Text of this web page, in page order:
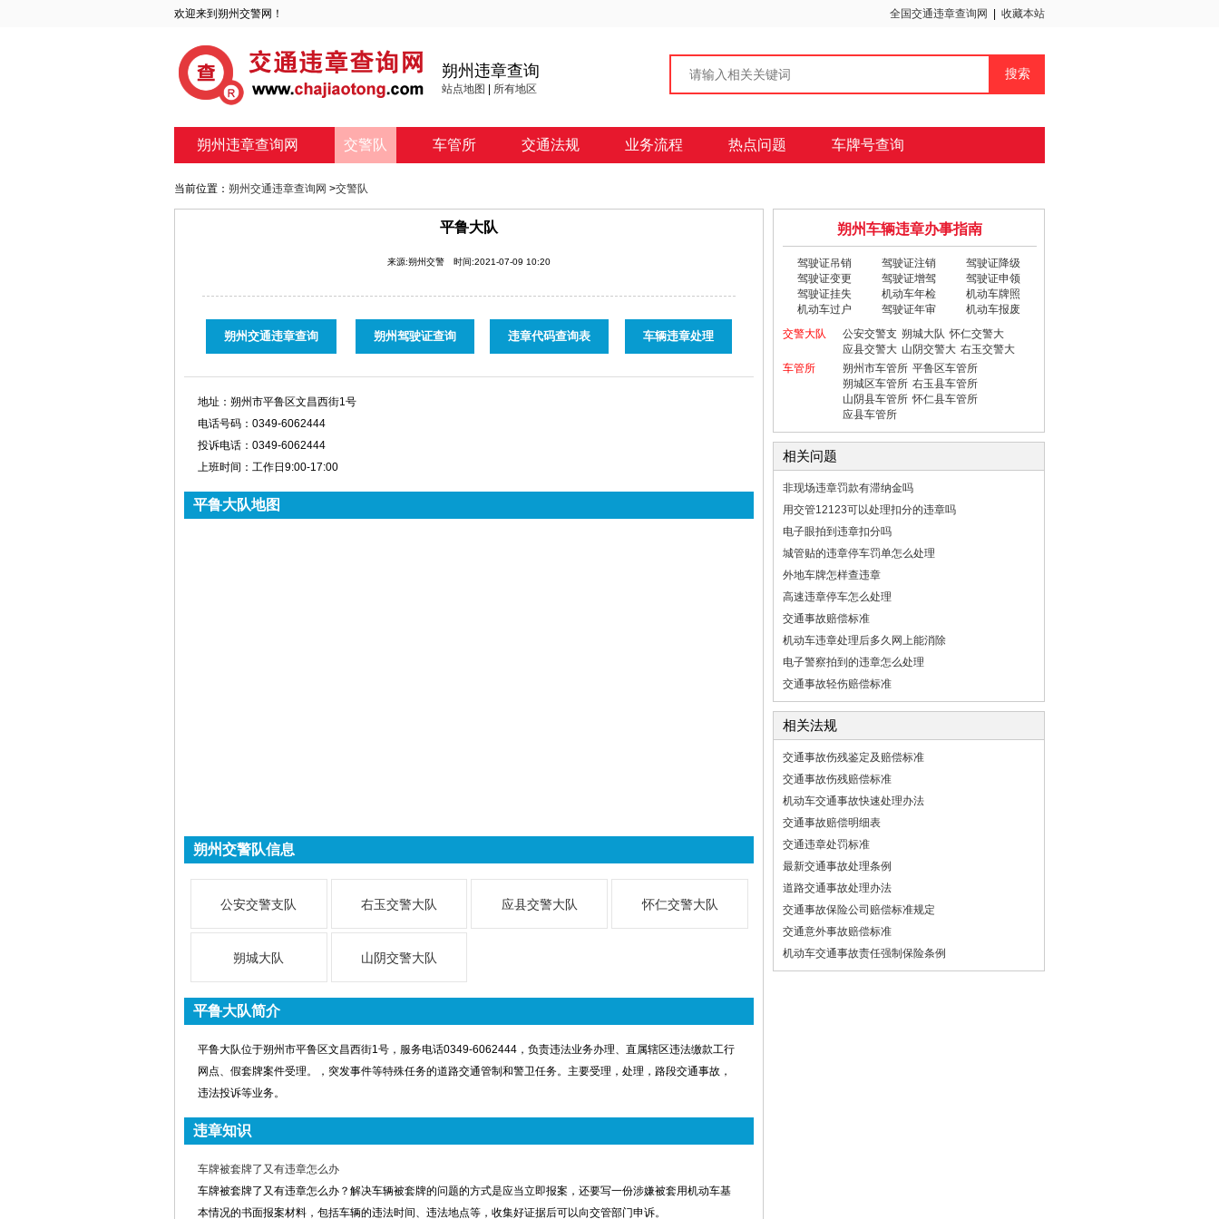
欢迎来到朔州交警网！ 全国交通违章查询网 收藏本站
朔州违章查询
站点地图 所有地区
朔州违章查询网 交警队 车管所 交通法规 业务流程 热点问题 车牌号查询
当前位置： 朔州交通违章查询网 >交警队
平鲁大队
来源:朔州交警 时间:2021-07-09 10:20
朔州交通违章查询 朔州驾驶证查询 违章代码查询表 车辆违章处理
地址： 朔州市平鲁区文昌西街1号
电话号码： 0349-6062444
投诉电话： 0349-6062444
上班时间： 工作日9:00-17:00
平鲁大队地图
朔州交警队信息
公安交警支队 右玉交警大队 应县交警大队 怀仁交警大队
朔城大队 山阴交警大队
平鲁大队简介
平鲁大队位于朔州市平鲁区文昌西街1号，服务电话0349-6062444，负责违法业务办理、直属辖区违法缴款工行
网点、假套牌案件受理。，突发事件等特殊任务的道路交通管制和警卫任务。主要受理，处理，路段交通事故，
违法投诉等业务。
违章知识
车牌被套牌了又有违章怎么办
车牌被套牌了又有违章怎么办？解决车辆被套牌的问题的方式是应当立即报案，还要写一份涉嫌被套用机动车基
本情况的书面报案材料，包括车辆的违法时间、违法地点等，收集好证据后可以向交管部门申诉。
朔州车辆违章办事指南
驾驶证吊销 驾驶证注销
驾驶证降级
驾驶证变更
驾驶证增驾
驾驶证申领
驾驶证挂失
机动车年检
机动车牌照
机动车过户
驾驶证年审
机动车报废
交警大队
公安交警支 朔城大队 怀仁交警大
应县交警大 山阴交警大 右玉交警大
车管所
朔州市车管所 平鲁区车管所
朔城区车管所 右玉县车管所
山阴县车管所 怀仁县车管所
应县车管所
相关问题
非现场违章罚款有滞纳金吗
用交管12123可以处理扣分的违章吗
电子眼拍到违章扣分吗
城管贴的违章停车罚单怎么处理
外地车牌怎样查违章
高速违章停车怎么处理
交通事故赔偿标准
机动车违章处理后多久网上能消除
电子警察拍到的违章怎么处理
交通事故轻伤赔偿标准
相关法规
交通事故伤残鉴定及赔偿标准
交通事故伤残赔偿标准
机动车交通事故快速处理办法
交通事故赔偿明细表
交通违章处罚标准
最新交通事故处理条例
道路交通事故处理办法
交通事故保险公司赔偿标准规定
交通意外事故赔偿标准
机动车交通事故责任强制保险条例